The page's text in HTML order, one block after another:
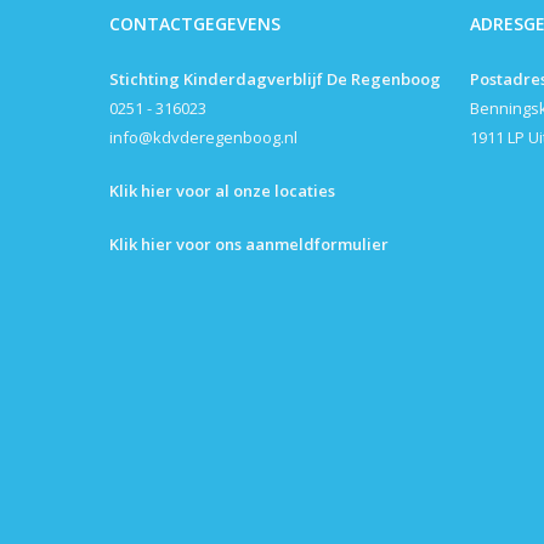
CONTACTGEGEVENS
Stichting Kinderdagverblijf De Regenboog
0251 - 316023
info@kdvderegenboog.nl
Klik hier voor al onze locaties
Klik hier voor ons aanmeldformulier
1911 LP